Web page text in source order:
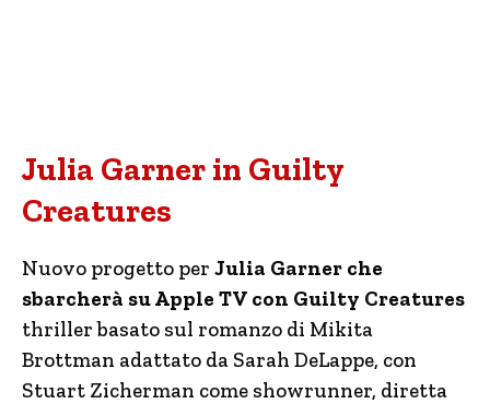
Julia Garner in Guilty
Creatures
Nuovo progetto per Julia Garner che
sbarcherà su Apple TV con Guilty Creatures
thriller basato sul romanzo di Mikita
Brottman adattato da Sarah DeLappe, con
Stuart Zicherman come showrunner, diretta